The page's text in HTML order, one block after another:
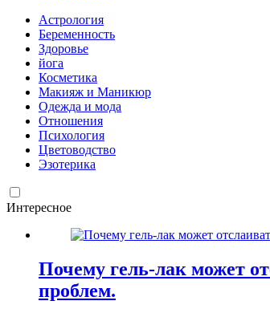
Астрология
Беременность
Здоровье
йога
Косметика
Макияж и Маникюр
Одежда и мода
Отношения
Психология
Цветоводство
Эзотерика
Интересное
Почему гель-лак может
проблем.